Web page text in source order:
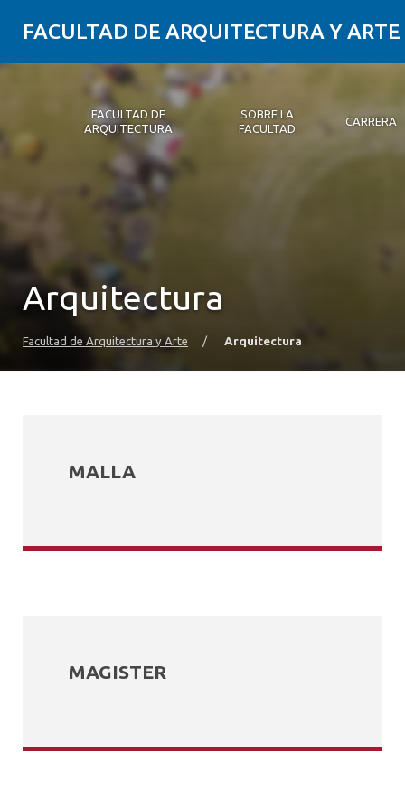
FACULTAD DE ARQUITECTURA Y ARTE
FACULTAD DE
ARQUITECTURA
Facultad de Arquitectura
SOBRE LA
FACULTAD
Sobre la Facultad
CARRERA
Postgrados y Educación Continua
Magíster
Investigación aplicada
Vinculación con el Medio
PLATAFORMA VUT
Arquitectura
Facultad de Arquitectura y Arte / Arquitectura
MALLA
MAGISTER